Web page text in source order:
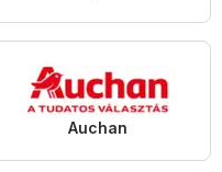
Auchan